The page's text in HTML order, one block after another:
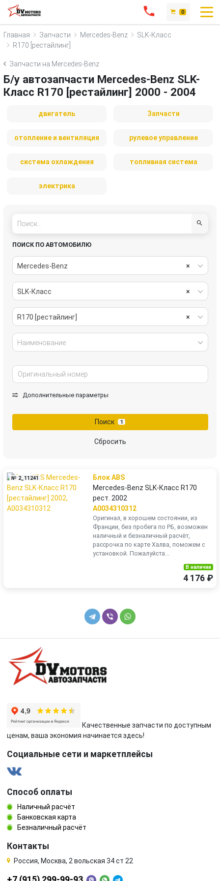
0
Главная Запчасти Mercedes-Benz
SLK-Класс
R170 [рестайлинг]
Запчасти на Mercedes-Benz
Б/у автозапчасти Mercedes-Benz SLK-
Класс R170 [рестайлинг] 2000 - 2004
двигатель Запчасти
отопление и вентиляция рулевое управление
система охлаждения топливная система
электрика
ПОИСК ПО АВТОМОБИЛЮ
×
Mercedes-Benz
×
SLK-Класс
×
R170 [рестайлинг]
Наименование
Дополнительные параметры
Поиск 1
Сбросить
№ 2_11241
Блок ABS
Mercedes-Benz SLK-Класс R170
рест. 2002
A0034310312
Оригинал, в хорошем состоянии, из
Франции, без пробега по РБ, возможен
наличный и безналичный расчёт,
рассрочка по карте Халва, поможем с
установкой. Пожалуйста...
В наличии
4 176 ₽
Качественные запчасти по доступным
ценам, ваша экономия начинается здесь!
Социальные сети и маркетплейсы
Способ оплаты
Наличный расчёт
Банковская карта
Безналичный расчёт
Контакты
Россия, Москва, 2 вольская 34 ст 22